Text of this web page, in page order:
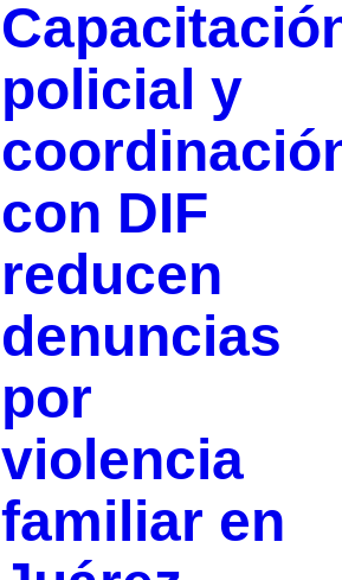
policial y
con DIF
reducen
denuncias
por
violencia
familiar en